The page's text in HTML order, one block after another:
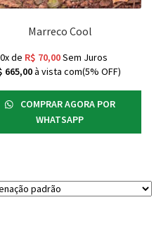
Marreco Cool
de R$ 70,00Sem Juros
665,00à vista com(5% OFF)
COMPRAR AGORA POR
WHATSAPP